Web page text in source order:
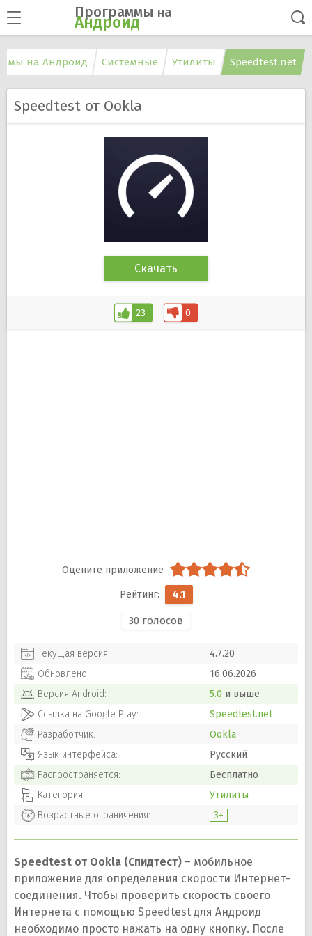
Программы на
Андроид
на Андроид Системные Утилиты Speedtest.net
Speedtest от Ookla
Скачать
23 0
4.1
30 голосов
Текущая версия:
4.7.20
Обновлено:
16.06.2026
Версия Android: 5.0 и выше
Ссылка на Google Play:
Speedtest.net
Разработчик:
Ookla
Язык интерфейса:
Русский
Распространяется:
Бесплатно
Категория:
Утилиты
Возрастные ограничения:
3+
Speedtest от Ookla (Спидтест) – мобильное
приложение для определения скорости Интернет-
соединения. Чтобы проверить скорость своего
Интернета с помощью Speedtest для Андроид
необходимо просто нажать на одну кнопку. После